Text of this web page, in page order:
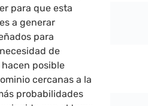
para que esta
a generar
para
de
posible
cercanas a la
probabilidades